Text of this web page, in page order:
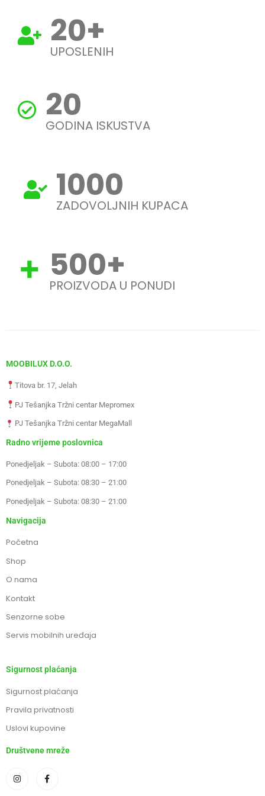
20+
UPOSLENIH
20
GODINA ISKUSTVA
1000
ZADOVOLJNIH KUPACA
500+
PROIZVODA U PONUDI
MOOBILUX D.O.O.
Titova br. 17, Jelah
PJ Tešanjka Tržni centar Mepromex
PJ Tešanjka Tržni centar MegaMall
Radno vrijeme poslovnica
Ponedjeljak – Subota: 08:00 – 17:00
Ponedjeljak – Subota: 08:30 – 21:00
Ponedjeljak – Subota: 08:30 – 21:00
Navigacija
Početna
Shop
O nama
Kontakt
Senzorne sobe
Servis mobilnih uređaja
Sigurnost plaćanja
Sigurnost plaćanja
Pravila privatnosti
Uslovi kupovine
Društvene mreže